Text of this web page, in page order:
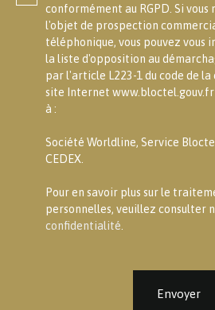
conformément au RGPD. Si
l'objet de prospection
téléphonique, vous pouvez vous
la liste d'opposition au
par l'article L223-1 du code de la
site Internet
à :
Société Worldline, Service
CEDEX.
Pour en savoir plus sur le
personnelles, veuillez consulter
confidentialité
Envoyer